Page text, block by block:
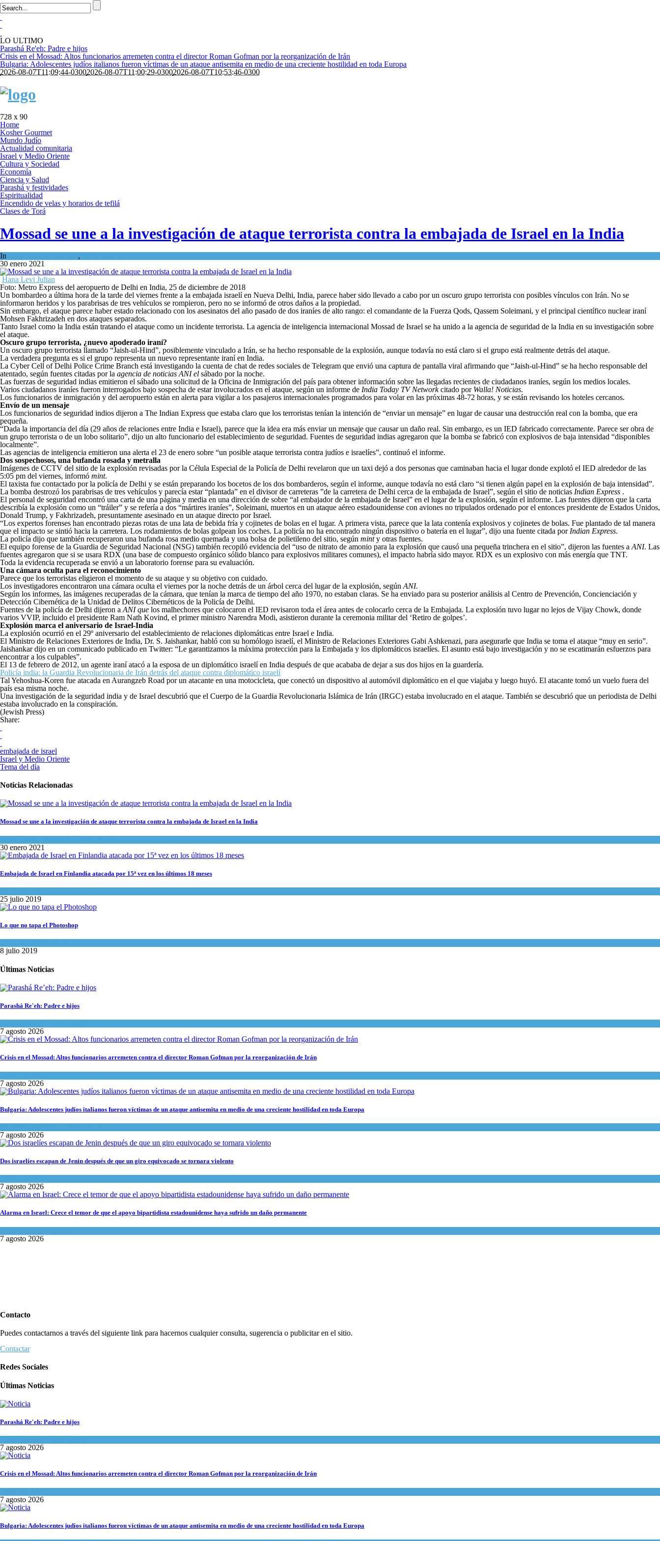
LO ULTIMO
Parashá Re'eh: Padre e hijos
Crisis en el Mossad: Altos funcionarios arremeten contra el director Roman Gofman por la reorganización de Irán
Bulgaria: Adolescentes judíos italianos fueron víctimas de un ataque antisemita en medio de una creciente hostilidad en toda Europa
2026-08-07T11:09:44-03002026-08-07T11:00:29-03002026-08-07T10:53:46-0300
728 x 90
Home
Kosher Gourmet
Mundo Judío
Actualidad comunitaria
Israel y Medio Oriente
Cultura y Sociedad
Economía
Ciencia y Salud
Parashá y festividades
Espiritualidad
Encendido de velas y horarios de tefilá
Clases de Torá
Mossad se une a la investigación de ataque terrorista contra la embajada de Israel en la India
In ,
30 enero 2021
Hana Levi Julian
Foto: Metro Express del aeropuerto de Delhi en India, 25 de diciembre de 2018
Un bombardeo a última hora de la tarde del viernes frente a la embajada israelí en Nueva Delhi, India, parece haber sido llevado a cabo por un oscuro grupo terrorista con posibles vínculos con Irán. No se
informaron heridos y los parabrisas de tres vehículos se rompieron, pero no se informó de otros daños a la propiedad.
Sin embargo, el ataque parece haber estado relacionado con los asesinatos del año pasado de dos iraníes de alto rango: el comandante de la Fuerza Qods, Qassem Soleimani, y el principal científico nuclear iraní
Mohsen Fakhrizadeh en dos ataques separados.
Tanto Israel como la India están tratando el ataque como un incidente terrorista. La agencia de inteligencia internacional Mossad de Israel se ha unido a la agencia de seguridad de la India en su investigación sobre
el ataque.
Oscuro grupo terrorista, ¿nuevo apoderado iraní?
Un oscuro grupo terrorista llamado “Jaish-ul-Hind”, posiblemente vinculado a Irán, se ha hecho responsable de la explosión, aunque todavía no está claro si el grupo está realmente detrás del ataque.
La verdadera pregunta es si el grupo representa un nuevo representante iraní en India.
La Cyber ​​Cell of Delhi Police Crime Branch está investigando la cuenta de chat de redes sociales de Telegram que envió una captura de pantalla viral afirmando que “Jaish-ul-Hind” se ha hecho responsable del
atentado, según fuentes citadas por la agencia de noticias ANI el sábado por la noche.
Las fuerzas de seguridad indias emitieron el sábado una solicitud de la Oficina de Inmigración del país para obtener información sobre las llegadas recientes de ciudadanos iraníes, según los medios locales.
Varios ciudadanos iraníes fueron interrogados bajo sospecha de estar involucrados en el ataque, según un informe de India Today TV Networkcitado por Walla! Noticias.
Los funcionarios de inmigración y del aeropuerto están en alerta para vigilar a los pasajeros internacionales programados para volar en las próximas 48-72 horas, y se están revisando los hoteles cercanos.
Envío de un mensaje
Los funcionarios de seguridad indios dijeron a The Indian Express que estaba claro que los terroristas tenían la intención de “enviar un mensaje” en lugar de causar una destrucción real con la bomba, que era
pequeña.
“Dada la importancia del día (29 años de relaciones entre India e Israel), parece que la idea era más enviar un mensaje que causar un daño real. Sin embargo, es un IED fabricado correctamente. Parece ser obra de
un grupo terrorista o de un lobo solitario”, dijo un alto funcionario del establecimiento de seguridad. Fuentes de seguridad indias agregaron que la bomba se fabricó con explosivos de baja intensidad “disponibles
localmente”.
Las agencias de inteligencia emitieron una alerta el 23 de enero sobre “un posible ataque terrorista contra judíos e israelíes”, continuó el informe.
Dos sospechosos, una bufanda rosada y metralla
Imágenes de CCTV del sitio de la explosión revisadas por la Célula Especial de la Policía de Delhi revelaron que un taxi dejó a dos personas que caminaban hacia el lugar donde explotó el IED alrededor de las
5:05 pm del viernes, informó mint.
El taxista fue contactado por la policía de Delhi y se están preparando los bocetos de los dos bombarderos, según el informe, aunque todavía no está claro “si tienen algún papel en la explosión de baja intensidad”.
La bomba destrozó los parabrisas de tres vehículos y parecía estar “plantada” en el divisor de carreteras ”de la carretera de Delhi cerca de la embajada de Israel”, según el sitio de noticias Indian Express .
El personal de seguridad encontró una carta de una página y media en una dirección de sobre “al embajador de la embajada de Israel” en el lugar de la explosión, según el informe. Las fuentes dijeron que la carta
describía la explosión como un “tráiler” y se refería a dos “mártires iraníes”, Soleimani, muertos en un ataque aéreo estadounidense con aviones no tripulados ordenado por el entonces presidente de Estados Unidos,
Donald Trump, y Fakhrizadeh, presuntamente asesinado en un ataque directo por Israel.
“Los expertos forenses han encontrado piezas rotas de una lata de bebida fría y cojinetes de bolas en el lugar. A primera vista, parece que la lata contenía explosivos y cojinetes de bolas. Fue plantado de tal manera
que el impacto se sintió hacia la carretera. Los rodamientos de bolas golpean los coches. La policía no ha encontrado ningún dispositivo o batería en el lugar”, dijo una fuente citada por Indian Express.
La policía dijo que también recuperaron una bufanda rosa medio quemada y una bolsa de polietileno del sitio, según minty otras fuentes.
El equipo forense de la Guardia de Seguridad Nacional (NSG) también recopiló evidencia del “uso de nitrato de amonio para la explosión que causó una pequeña trinchera en el sitio”, dijeron las fuentes a ANI. Las
fuentes agregaron que si se usara RDX (una base de compuesto orgánico sólido blanco para explosivos militares comunes), el impacto habría sido mayor. RDX es un explosivo con más energía que TNT.
Toda la evidencia recuperada se envió a un laboratorio forense para su evaluación.
Una cámara oculta para el reconocimiento
Parece que los terroristas eligieron el momento de su ataque y su objetivo con cuidado.
Los investigadores encontraron una cámara oculta el viernes por la noche detrás de un árbol cerca del lugar de la explosión, según ANI.
Según los informes, las imágenes recuperadas de la cámara, que tenían la marca de tiempo del año 1970, no estaban claras. Se ha enviado para su posterior análisis al Centro de Prevención, Concienciación y
Detección Cibernética de la Unidad de Delitos Cibernéticos de la Policía de Delhi.
Fuentes de la policía de Delhi dijeron a ANI que los malhechores que colocaron el IED revisaron toda el área antes de colocarlo cerca de la Embajada. La explosión tuvo lugar no lejos de Vijay Chowk, donde
varios VVIP, incluido el presidente Ram Nath Kovind, el primer ministro Narendra Modi, asistieron durante la ceremonia militar del ‘Retiro de golpes’.
Explosión marca el aniversario de Israel-India
La explosión ocurrió en el 29º aniversario del establecimiento de relaciones diplomáticas entre Israel e India.
El Ministro de Relaciones Exteriores de India, Dr. S. Jaishankar, habló con su homólogo israelí, el Ministro de Relaciones Exteriores Gabi Ashkenazi, para asegurarle que India se toma el ataque “muy en serio”.
Jaishankar dijo en un comunicado publicado en Twitter: “Le garantizamos la máxima protección para la Embajada y los diplomáticos israelíes. El asunto está bajo investigación y no se escatimarán esfuerzos para
encontrar a los culpables”.
El 13 de febrero de 2012, un agente iraní atacó a la esposa de un diplomático israelí en India después de que acababa de dejar a sus dos hijos en la guardería.
Policía india: la Guardia Revolucionaria de Irán detrás del ataque contra diplomático israelí
Tal Yehoshua-Koren fue atacada en Aurangzeb Road por un atacante en una motocicleta, que conectó un dispositivo al automóvil diplomático en el que viajaba y luego huyó. El atacante tomó un vuelo fuera del
país esa misma noche.
Una investigación de la seguridad india y de Israel descubrió que el Cuerpo de la Guardia Revolucionaria Islámica de Irán (IRGC) estaba involucrado en el ataque. También se descubrió que un periodista de Delhi
estaba involucrado en la conspiración.
(Jewish Press)
Share:
embajada de israel
Israel y Medio Oriente
Tema del día
Noticias Relacionadas
Mossad se une a la investigación de ataque terrorista contra la embajada de Israel en la India
30 enero 2021
Embajada de Israel en Finlandia atacada por 15ª vez en los últimos 18 meses
25 julio 2019
Lo que no tapa el Photoshop
8 julio 2019
Últimas Noticias
Parashá Re'eh: Padre e hijos
7 agosto 2026
Crisis en el Mossad: Altos funcionarios arremeten contra el director Roman Gofman por la reorganización de Irán
7 agosto 2026
Bulgaria: Adolescentes judíos italianos fueron víctimas de un ataque antisemita en medio de una creciente hostilidad en toda Europa
7 agosto 2026
Dos israelíes escapan de Jenin después de que un giro equivocado se tornara violento
7 agosto 2026
Alarma en Israel: Crece el temor de que el apoyo bipartidista estadounidense haya sufrido un daño permanente
7 agosto 2026
Contacto
Puedes contactarnos a través del siguiente link para hacernos cualquier consulta, sugerencia o publicitar en el sitio.
Contactar
Redes Sociales
Últimas Noticias
Parashá Re'eh: Padre e hijos
7 agosto 2026
Crisis en el Mossad: Altos funcionarios arremeten contra el director Roman Gofman por la reorganización de Irán
7 agosto 2026
Bulgaria: Adolescentes judíos italianos fueron víctimas de un ataque antisemita en medio de una creciente hostilidad en toda Europa